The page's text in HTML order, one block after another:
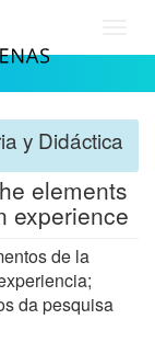
y Didáctica
elements
experience
de la
da pesquisa